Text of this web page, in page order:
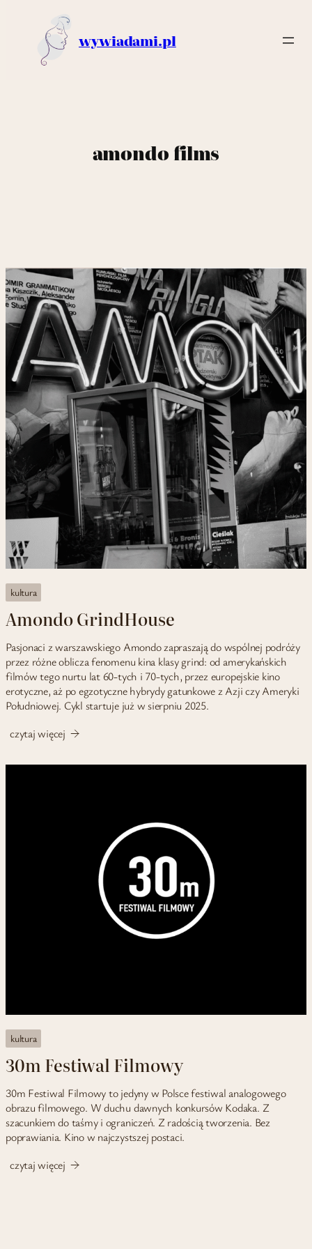
wywiadami.pl
amondo films
kultura
Amondo GrindHouse
Pasjonaci z warszawskiego Amondo zapraszają do wspólnej podróży
przez różne oblicza fenomenu kina klasy grind: od amerykańskich
filmów tego nurtu lat 60-tych i 70-tych, przez europejskie kino
erotyczne, aż po egzotyczne hybrydy gatunkowe z Azji czy Ameryki
Południowej. Cykl startuje już w sierpniu 2025.
czytaj więcej
kultura
30m Festiwal Filmowy
30m Festiwal Filmowy to jedyny w Polsce festiwal analogowego
obrazu filmowego. W duchu dawnych konkursów Kodaka. Z
szacunkiem do taśmy i ograniczeń. Z radością tworzenia. Bez
poprawiania. Kino w najczystszej postaci.
czytaj więcej